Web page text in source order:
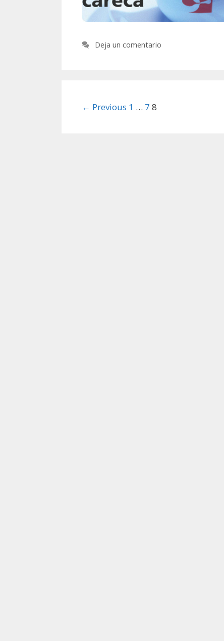
Deja un comentario
Post
← Previous 1 … 7 8